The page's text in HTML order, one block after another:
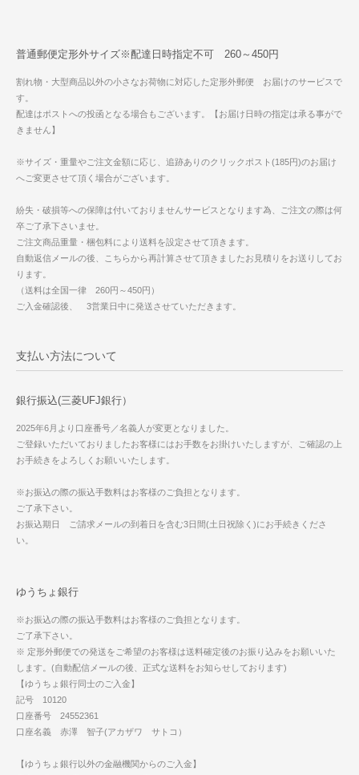
普通郵便定形外サイズ※配達日時指定不可 260～450円
割れ物・大型商品以外の小さなお荷物に対応した定形外郵便 お届けのサービスで
す。
配達はポストへの投函となる場合もございます。【お届け日時の指定は承る事がで
きません】
※サイズ・重量やご注文金額に応じ、追跡ありのクリックポスト(185円)のお届け
へご変更させて頂く場合がございます。
紛失・破損等への保障は付いておりませんサービスとなります為、ご注文の際は何
卒ご了承下さいませ。
ご注文商品重量・梱包料により送料を設定させて頂きます。
自動返信メールの後、こちらから再計算させて頂きましたお見積りをお送りしてお
ります。
（送料は全国一律 260円～450円）
ご入金確認後、 3営業日中に発送させていただきます。
支払い方法について
銀行振込(三菱UFJ銀行）
2025年6月より口座番号／名義人が変更となりました。
ご登録いただいておりましたお客様にはお手数をお掛けいたしますが、ご確認の上
お手続きをよろしくお願いいたします。
※お振込の際の振込手数料はお客様のご負担となります。
ご了承下さい。
お振込期日 ご請求メールの到着日を含む3日間(土日祝除く)にお手続きくださ
い。
ゆうちょ銀行
※お振込の際の振込手数料はお客様のご負担となります。
ご了承下さい。
※ 定形外郵便での発送をご希望のお客様は送料確定後のお振り込みをお願いいた
します。(自動配信メールの後、正式な送料をお知らせしております)
【ゆうちょ銀行同士のご入金】
記号 10120
口座番号 24552361
口座名義 赤澤 智子(アカザワ サトコ）
【ゆうちょ銀行以外の金融機関からのご入金】